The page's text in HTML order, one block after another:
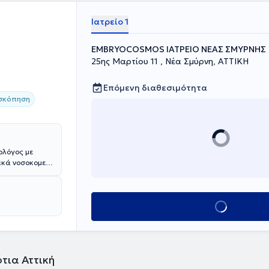
με
νοσοκομεία
Χειρουργική
Σχολή
και
Ηνωμένες
της
Ιατρείο 1
EMΒRYOCOSMOS ΙΑΤΡΕΙΟ ΝΕΑΣ ΣΜΥΡΝΗΣ
25ης Μαρτίου 11 , Νέα Σμύρνη, ΑΤΤΙΚΗ
Επόμενη διαθεσιμότητα
Κλείσε ραντεβού
Αττική